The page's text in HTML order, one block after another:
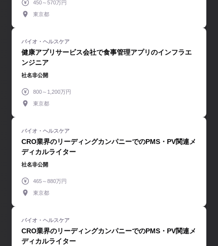
450～570万円
東京都
健康アプリサービス会社で食事管理アプリのインフラエ
ンジニア
社名非公開
800～1,200万円
東京都
CRO業界のリーディングカンパニーでのPMS・PV関連メ
ディカルライター
社名非公開
465～880万円
東京都
CRO業界のリーディングカンパニーでのPMS・PV関連メ
ディカルライター